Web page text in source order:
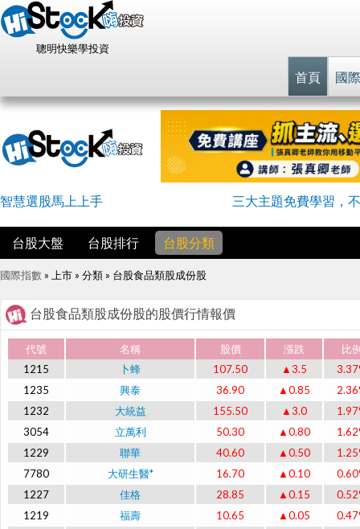
聰明快樂學投資
首頁 國
智慧選股馬上上手 三大主題免費學習，
台股大盤 台股排行 台股分類
國際指數 » 上市 » 分類 » 台股食品類股成份股
台股食品類股成份股的股價行情報價
代號 名稱 股價 漲跌
比
1215
卜蜂 107.50 ▲3.5
1235
興泰 36.90 ▲0.85
1232
大統益 155.50 ▲3.0
3054
立萬利 50.30 ▲0.80
1229
聯華 40.60 ▲0.50
7780
大研生醫* 16.70 ▲0.10
1227
佳格 28.85 ▲0.15
1219
福壽 10.65 ▲0.05